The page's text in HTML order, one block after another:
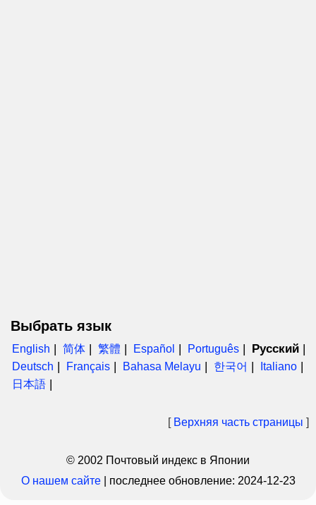
Выбрать язык
English 简体 繁體 Español Português Русский
Deutsch Français Bahasa Melayu 한국어
Italiano
日本語
[ Верхняя часть страницы ]
© 2002 Почтовый индекс в Японии
О нашем сайте| последнее обновление: 2024-12-23